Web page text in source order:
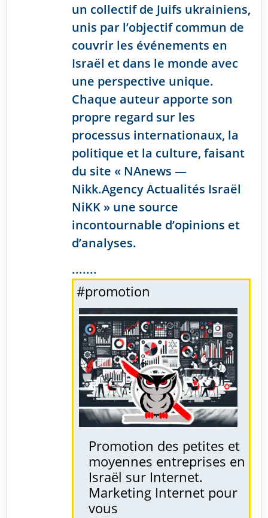
un collectif de Juifs ukrainiens,
unis par l’objectif commun de
couvrir les événements en
Israël et dans le monde avec
une perspective unique.
Chaque auteur apporte son
propre regard sur les
processus internationaux, la
politique et la culture, faisant
du site « NAnews —
Nikk.Agency Actualités Israël
NiKK » une source
incontournable d’opinions et
d’analyses.
.......
#promotion
Promotion des petites et
moyennes entreprises en
Israël sur Internet.
Marketing Internet pour
vous